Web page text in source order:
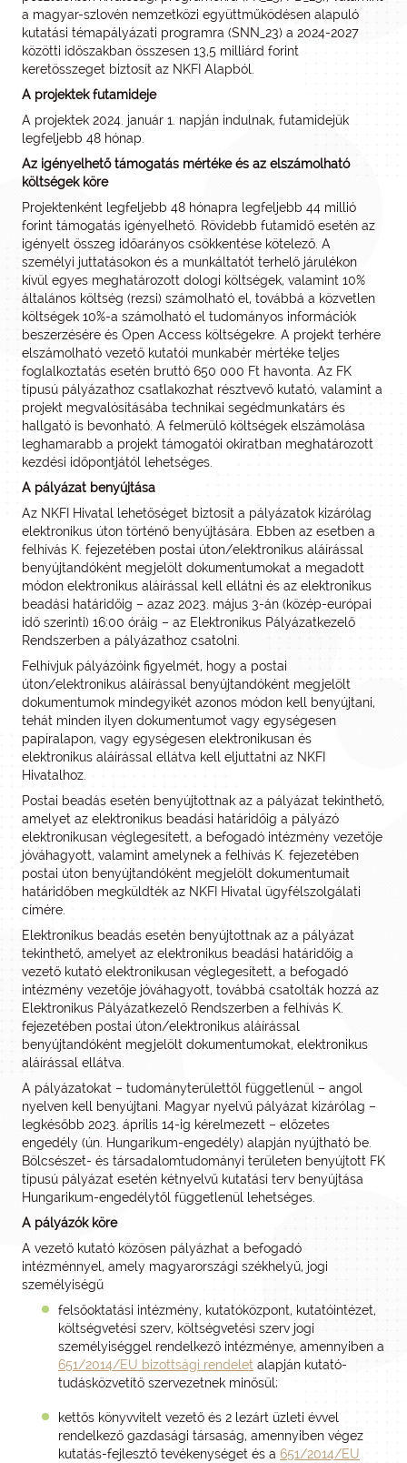
a magyar-szlovén nemzetközi együttműködésen alapuló
kutatási témapályázati programra (SNN_23) a 2024-2027
közötti időszakban összesen 13,5 milliárd forint
keretösszeget biztosít az NKFI Alapból.
A projektek futamideje
A projektek 2024. január 1. napján indulnak, futamidejük
legfeljebb 48 hónap.
Az igényelhető támogatás mértéke és az elszámolható
költségek köre
Projektenként legfeljebb 48 hónapra legfeljebb 44 millió
forint támogatás igényelhető. Rövidebb futamidő esetén az
igényelt összeg időarányos csökkentése kötelező. A
személyi juttatásokon és a munkáltatót terhelő járulékon
kívül egyes meghatározott dologi költségek, valamint 10%
általános költség (rezsi) számolható el, továbbá a közvetlen
költségek 10%-a számolható el tudományos információk
beszerzésére és Open Access költségekre. A projekt terhére
elszámolható vezető kutatói munkabér mértéke teljes
foglalkoztatás esetén bruttó 650 000 Ft havonta. Az FK
típusú pályázathoz csatlakozhat résztvevő kutató, valamint a
projekt megvalósításába technikai segédmunkatárs és
hallgató is bevonható. A felmerülő költségek elszámolása
leghamarabb a projekt támogatói okiratban meghatározott
kezdési időpontjától lehetséges.
A pályázat benyújtása
Az NKFI Hivatal lehetőséget biztosít a pályázatok kizárólag
elektronikus úton történő benyújtására. Ebben az esetben a
felhívás K. fejezetében postai úton/elektronikus aláírással
benyújtandóként megjelölt dokumentumokat a megadott
módon elektronikus aláírással kell ellátni és az elektronikus
beadási határidőig – azaz 2023. május 3-án (közép-európai
idő szerinti) 16:00 óráig – az Elektronikus Pályázatkezelő
Rendszerben a pályázathoz csatolni.
Felhívjuk pályázóink figyelmét, hogy a postai
úton/elektronikus aláírással benyújtandóként megjelölt
dokumentumok mindegyikét azonos módon kell benyújtani,
tehát minden ilyen dokumentumot vagy egységesen
papíralapon, vagy egységesen elektronikusan és
elektronikus aláírással ellátva kell eljuttatni az NKFI
Hivatalhoz.
Postai beadás esetén benyújtottnak az a pályázat tekinthető,
amelyet az elektronikus beadási határidőig a pályázó
elektronikusan véglegesített, a befogadó intézmény vezetője
jóváhagyott, valamint amelynek a felhívás K. fejezetében
postai úton benyújtandóként megjelölt dokumentumait
határidőben megküldték az NKFI Hivatal ügyfélszolgálati
címére.
Elektronikus beadás esetén benyújtottnak az a pályázat
tekinthető, amelyet az elektronikus beadási határidőig a
vezető kutató elektronikusan véglegesített, a befogadó
intézmény vezetője jóváhagyott, továbbá csatolták hozzá az
Elektronikus Pályázatkezelő Rendszerben a felhívás K.
fejezetében postai úton/elektronikus aláírással
benyújtandóként megjelölt dokumentumokat, elektronikus
aláírással ellátva.
A pályázatokat – tudományterülettől függetlenül – angol
nyelven kell benyújtani. Magyar nyelvű pályázat kizárólag –
legkésőbb 2023. április 14-ig kérelmezett – előzetes
engedély (ún. Hungarikum-engedély) alapján nyújtható be.
Bölcsészet- és társadalomtudományi területen benyújtott FK
típusú pályázat esetén kétnyelvű kutatási terv benyújtása
Hungarikum-engedélytől függetlenül lehetséges.
A pályázók köre
A vezető kutató közösen pályázhat a befogadó
intézménnyel, amely magyarországi székhelyű, jogi
személyiségű
felsőoktatási intézmény, kutatóközpont, kutatóintézet,
költségvetési szerv, költségvetési szerv jogi
személyiséggel rendelkező intézménye, amennyiben a
651/2014/EU bizottsági rendelet alapján kutató-
tudásközvetítő szervezetnek minősül;
kettős könyvvitelt vezető és 2 lezárt üzleti évvel
rendelkező gazdasági társaság, amennyiben végez
kutatás-fejlesztő tevékenységet és a 651/2014/EU